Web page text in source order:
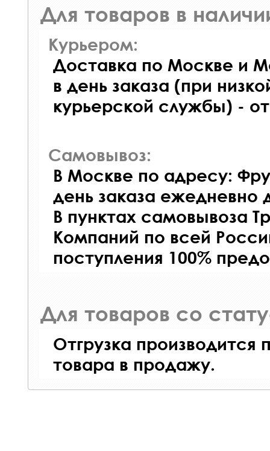
Для товаров в
Курьером:
Доставка по Москве и
в день заказа (при
курьерской службы) -
Самовывоз:
В Москве по адресу:
день заказа ежедневно
В пунктах самовывоза
Компаний по всей
поступления 100%
Для товаров со
Отгрузка производится
товара в продажу.